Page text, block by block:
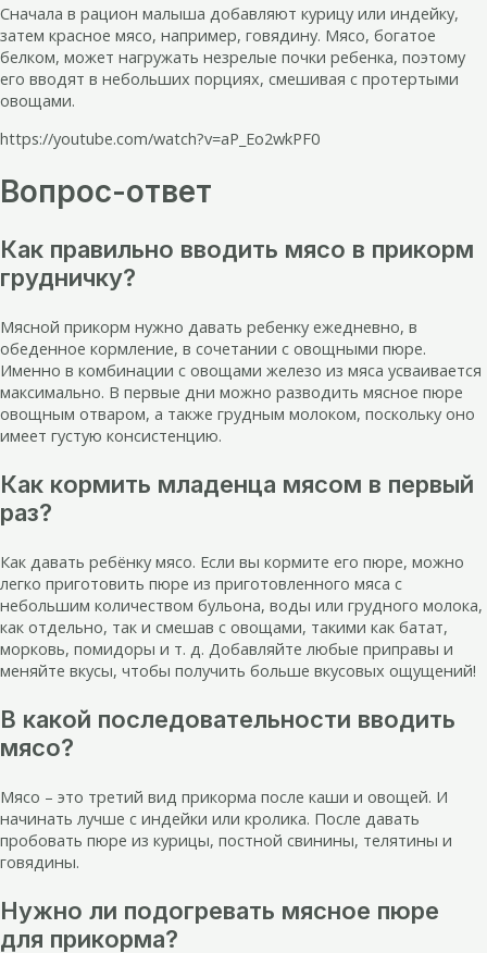
Сначала в рацион малыша добавляют курицу или индейку,
затем красное мясо, например, говядину. Мясо, богатое
белком, может нагружать незрелые почки ребенка, поэтому
его вводят в небольших порциях, смешивая с протертыми
овощами.
https://youtube.com/watch?v=aP_Eo2wkPF0
Вопрос-ответ
Как правильно вводить мясо в прикорм
грудничку?
Мясной прикорм нужно давать ребенку ежедневно, в
обеденное кормление, в сочетании с овощными пюре.
Именно в комбинации с овощами железо из мяса усваивается
максимально. В первые дни можно разводить мясное пюре
овощным отваром, а также грудным молоком, поскольку оно
имеет густую консистенцию.
Как кормить младенца мясом в первый
раз?
Как давать ребёнку мясо. Если вы кормите его пюре, можно
легко приготовить пюре из приготовленного мяса с
небольшим количеством бульона, воды или грудного молока,
как отдельно, так и смешав с овощами, такими как батат,
морковь, помидоры и т. д. Добавляйте любые приправы и
меняйте вкусы, чтобы получить больше вкусовых ощущений!
В какой последовательности вводить
мясо?
Мясо – это третий вид прикорма после каши и овощей. И
начинать лучше с индейки или кролика. После давать
пробовать пюре из курицы, постной свинины, телятины и
говядины.
Нужно ли подогревать мясное пюре
для прикорма?